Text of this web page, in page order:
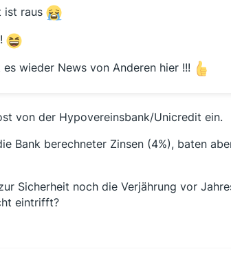
ist raus
wieder News von Anderen hier !!!
von der Hypovereinsbank/Unicredit ein.
Bank berechneter Zinsen (4%), baten
Sicherheit noch die Verjährung vor
eintrifft?